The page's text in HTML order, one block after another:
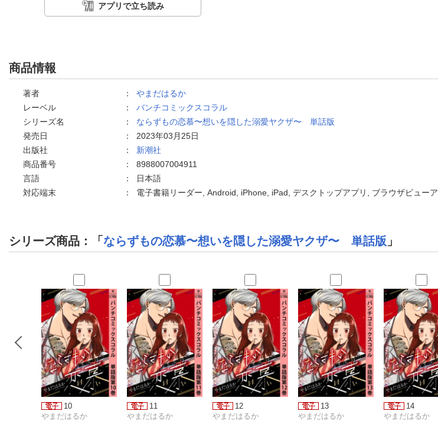
アプリで立ち読み
商品情報
著者 ： やまだはるか
レーベル
： バンチコミックスコラル
シリーズ名
： ならずもの恋慕〜想いを隠した溺愛ヤクザ〜 単話版
発売日
： 2023年03月25日
出版社
： 新潮社
商品番号
： 8988007004911
言語
：
日本語
対応端末
： 電子書籍リーダー, Android, iPhone, iPad, デスクトップアプリ, ブラウザビューア
シリーズ商品：「ならずもの恋慕〜想いを隠した溺愛ヤクザ〜 単話版 」
10
やまだはるか
11
やまだはるか
12
やまだはるか
13
やまだはるか
14
やまだはるか